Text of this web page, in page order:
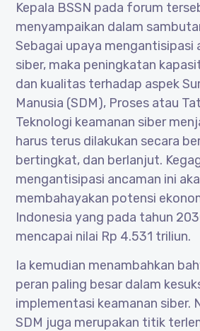
Kepala BSSN pada forum
menyampaikan dalam
Sebagai upaya mengantisipasi
siber, maka peningkatan
dan kualitas terhadap aspek
Manusia (SDM), Proses atau
Teknologi keamanan siber
harus terus dilakukan secara
bertingkat, dan berlanjut.
mengantisipasi ancaman ini
membahayakan potensi
Indonesia yang pada tahun
mencapai nilai Rp 4.531 triliun.
Ia kemudian menambahkan
peran paling besar dalam
implementasi keamanan siber.
SDM juga merupakan titik